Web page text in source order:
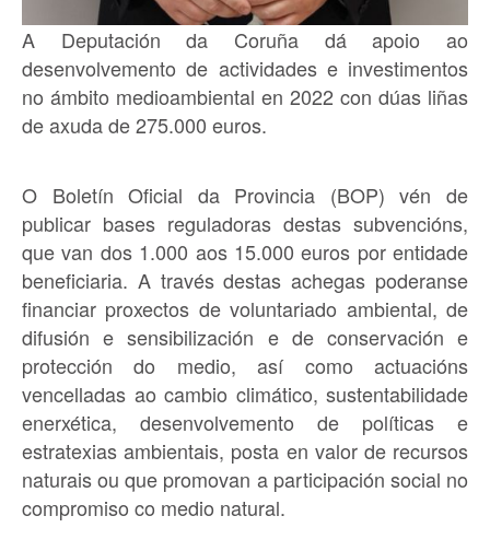
A Deputación da Coruña dá apoio ao
desenvolvemento de actividades e investimentos
no ámbito medioambiental en 2022 con dúas liñas
de axuda de 275.000 euros.
O Boletín Oficial da Provincia (BOP) vén de
publicar bases reguladoras destas subvencións,
que van dos 1.000 aos 15.000 euros por entidade
beneficiaria. A través destas achegas poderanse
financiar proxectos de voluntariado ambiental, de
difusión e sensibilización e de conservación e
protección do medio, así como actuacións
vencelladas ao cambio climático, sustentabilidade
enerxética, desenvolvemento de políticas e
estratexias ambientais, posta en valor de recursos
naturais ou que promovan a participación social no
compromiso co medio natural.